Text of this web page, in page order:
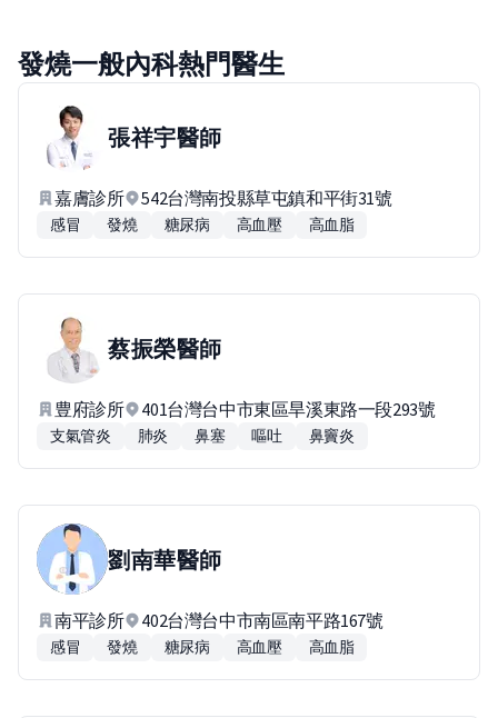
發燒一般內科熱門醫生
張祥宇醫師
嘉膚診所 542台灣南投縣草屯鎮和平街31號
感冒 發燒 糖尿病 高血壓 高血脂
蔡振榮醫師
豊府診所 401台灣台中市東區旱溪東路一段293號
支氣管炎 肺炎 鼻塞 嘔吐 鼻竇炎
劉南華醫師
南平診所 402台灣台中市南區南平路167號
感冒 發燒 糖尿病 高血壓 高血脂